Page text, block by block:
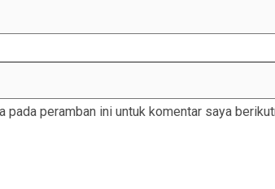
pada peramban ini untuk komentar saya